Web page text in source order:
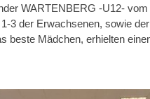
WARTENBERG -U12-
3 der Erwachsenen, sowie
beste Mädchen, erhielten